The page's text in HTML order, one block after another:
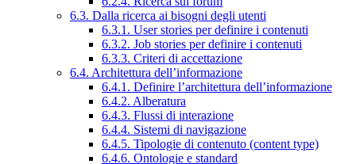
6.3. Dalla ricerca ai bisogni degli utenti
6.3.1. User stories per definire i contenuti
6.3.2. Job stories per definire i contenuti
6.3.3. Criteri di accettazione
6.4. Architettura dell’informazione
6.4.1. Definire l’architettura dell’informazione
6.4.2. Alberatura
6.4.3. Flussi di interazione
6.4.4. Sistemi di navigazione
6.4.5. Tipologie di contenuto (content type)
6.4.6. Ontologie e standard